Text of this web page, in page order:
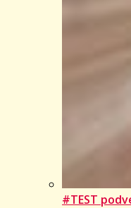
#TEST